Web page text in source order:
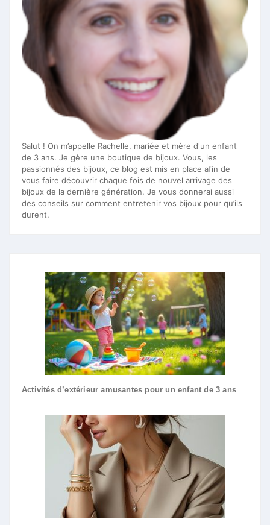
Salut ! On m’appelle Rachelle, mariée et mère d'un enfant
de 3 ans. Je gère une boutique de bijoux. Vous, les
passionnés des bijoux, ce blog est mis en place afin de
vous faire découvrir chaque fois de nouvel arrivage des
bijoux de la dernière génération. Je vous donnerai aussi
des conseils sur comment entretenir vos bijoux pour qu’ils
durent.
Activités d’extérieur amusantes pour un enfant de 3 ans